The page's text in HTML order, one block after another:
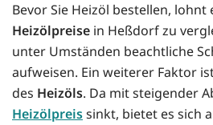
Bevor Sie Heizöl bestellen, lohnt
Heizölpreise in Heßdorf zu
unter Umständen beachtliche
aufweisen. Ein weiterer Faktor
des Heizöls. Da mit steigender
Heizölpreissinkt, bietet es sich